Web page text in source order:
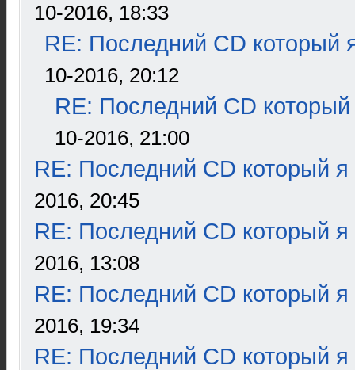
10-2016, 18:33
RE: Последний CD который
10-2016, 20:12
RE: Последний CD который
10-2016, 21:00
RE: Последний CD который я
2016, 20:45
RE: Последний CD который я
2016, 13:08
RE: Последний CD который я
2016, 19:34
RE: Последний CD который я